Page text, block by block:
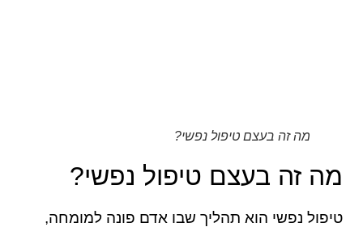
מה זה בעצם טיפול נפשי?
מה זה בעצם טיפול נפשי?
טיפול נפשי הוא תהליך שבו אדם פונה למומחה,